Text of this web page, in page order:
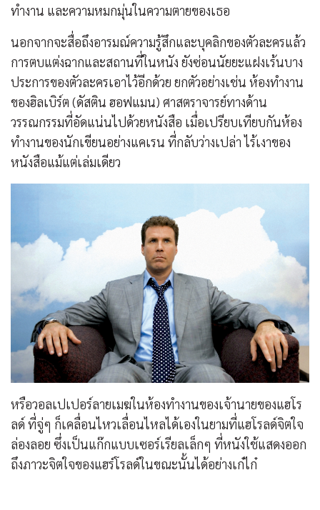
ทำงาน และความหมกมุ่นในความตายของเธอ
นอกจากจะสื่อถึงอารมณ์ความรู้สึกและบุคลิกของตัวละครแล้ว
การตบแต่งฉากและสถานที่ในหนัง ยังซ่อนนัยยะแฝงเร้นบาง
ประการของตัวละครเอาไว้อีกด้วย ยกตัวอย่างเช่น ห้องทำงาน
ของฮิลเบิร์ต (ดัสติน ฮอฟแมน) ศาสตราจารย์ทางด้าน
วรรณกรรมที่อัดแน่นไปด้วยหนังสือ เมื่อเปรียบเทียบกันห้อง
ทำงานของนักเขียนอย่างแคเรน ที่กลับว่างเปล่า ไร้เงาของ
หนังสือแม้แต่เล่มเดียว
หรือวอลเปเปอร์ลายเมฆในห้องทำงานของเจ้านายของแฮโร
ลด์ ที่จู่ๆ ก็เคลื่อนไหวเลื่อนไหลได้เองในยามที่แฮโรลด์จิตใจ
ล่องลอย ซึ่งเป็นแก๊กแบบเซอร์เรียลเล็กๆ ที่หนังใช้แสดงออก
ถึงภาวะจิตใจของแฮร์โรลด์ในขณะนั้นได้อย่างเก๋ไก๋